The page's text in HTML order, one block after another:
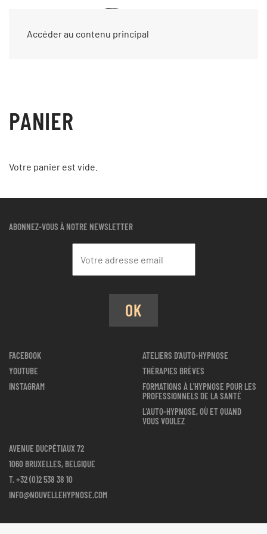
Accéder au contenu principal
PANIER
Votre panier est vide.
ABONNEZ-VOUS À NOTRE NEWSLETTER
OK
FACEBOOK
YOUTUBE
INSTAGRAM
ATELIERS D'AUTO-HYPNOSE
THÉRAPIES BRÈVES
FORMATIONS À L'HYPNOSE POUR LES
PROFESSIONNELS DE LA SANTÉ
L'AUTO-HYPNOSE, OÙ ET QUAND
VOUS VOULEZ
AVENUE DUCPÉTIAUX 72
1060 BRUXELLES, BELGIQUE
T.+32 (0)2 538 38 10
INFO@NOUVELLEHYPNOSE.COM